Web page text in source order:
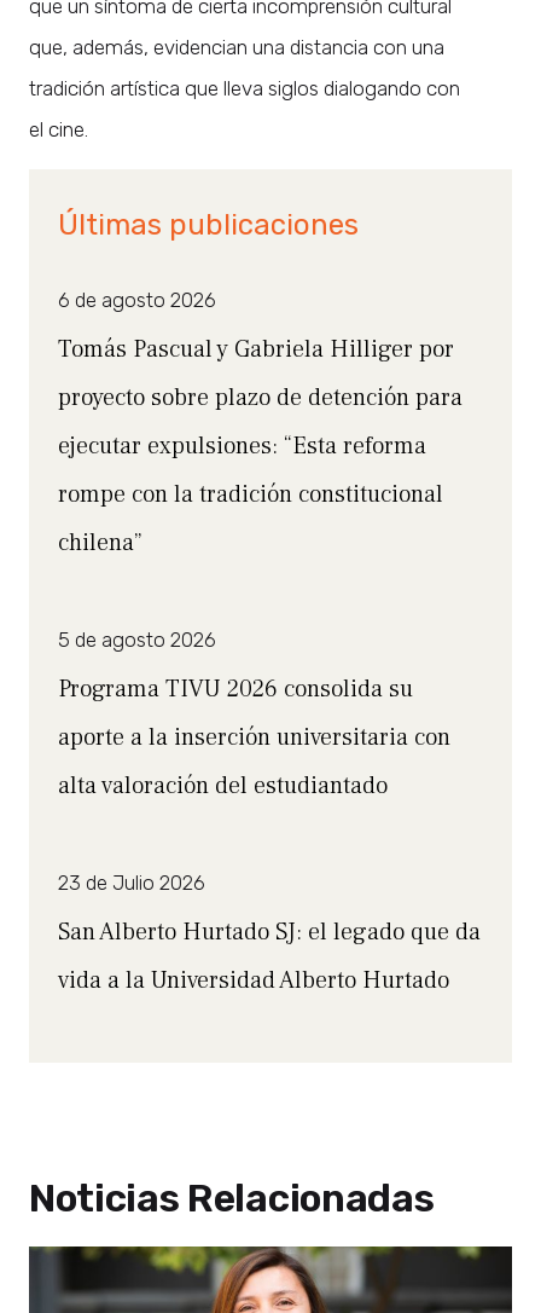
que un síntoma de cierta incomprensión cultural
que, además, evidencian una distancia con una
tradición artística que lleva siglos dialogando con
el cine.
Últimas publicaciones
6 de agosto 2026
Tomás Pascual y Gabriela Hilliger por
proyecto sobre plazo de detención para
ejecutar expulsiones: “Esta reforma
rompe con la tradición constitucional
chilena”
5 de agosto 2026
Programa TIVU 2026 consolida su
aporte a la inserción universitaria con
alta valoración del estudiantado
23 de Julio 2026
San Alberto Hurtado SJ: el legado que da
vida a la Universidad Alberto Hurtado
Noticias Relacionadas